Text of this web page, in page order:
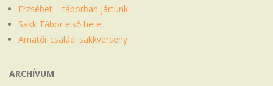
Erzsébet – táborban jártunk
Sakk Tábor első hete
Amatőr családi sakkverseny
ARCHÍVUM